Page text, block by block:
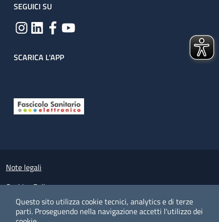
Questo sito utilizza cookie tecnici, analytics e di terze
parti. Proseguendo nella navigazione accetti l'utilizzo dei
SEGUICI SU
SCARICA L'APP
Small prints
Note legali
Cookies Policy
Policy privacy e protezione del dato personale